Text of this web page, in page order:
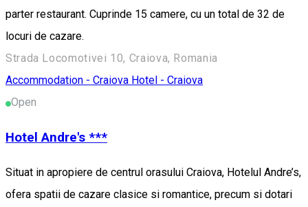
parter restaurant. Cuprinde 15 camere, cu un total de 32 de
locuri de cazare.
Strada Locomotivei 10, Craiova, Romania
Accommodation - Craiova Hotel - Craiova
Open
Hotel Andre's ***
Situat in apropiere de centrul orasului Craiova, Hotelul Andre’s,
ofera spatii de cazare clasice si romantice, precum si dotari